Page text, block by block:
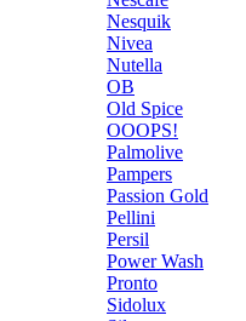
Nesquik
Nivea
Nutella
OB
Old Spice
OOOPS!
Palmolive
Pampers
Passion Gold
Pellini
Persil
Power Wash
Pronto
Sidolux